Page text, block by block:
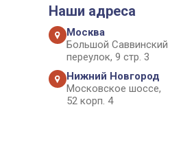
Наши адреса
Москва
Большой Саввинский
переулок, 9 стр. 3
Нижний Новгород
Московское шоссе,
52 корп. 4